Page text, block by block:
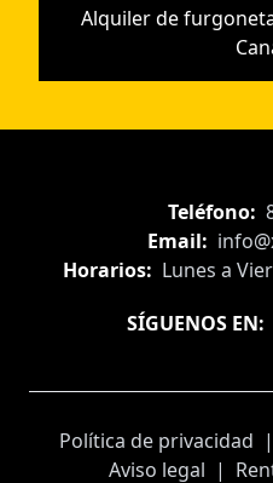
Alquiler de
Teléfono:
Email:
Horarios: Lunes a
SÍGUENOS EN:
Política de privacidad |
Aviso legal |